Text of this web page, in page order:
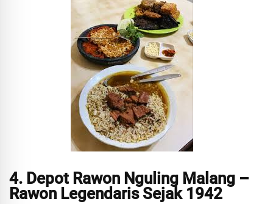
4. Depot Rawon Nguling Malang –
Rawon Legendaris Sejak 1942